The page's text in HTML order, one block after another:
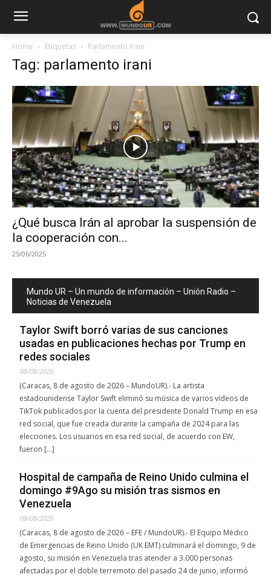
Home Etiquetas Parlamento irani
Tag: parlamento irani
¿Qué busca Irán al aprobar la suspensión de
la cooperación con...
25/06/2025
Mundo UR – Un mundo de información – Unión Radio –
Noticias de Venezuela
Taylor Swift borró varias de sus canciones
usadas en publicaciones hechas por Trump en
redes sociales
08/08/2026
(Caracas, 8 de agosto de 2026 – MundoUR).- La artista
estadounidense Taylor Swift eliminó su música de varios videos de
TikTok publicados por la cuenta del presidente Donald Trump en esa
red social, que fue creada durante la campaña de 2024 para las
elecciones. Los usuarios en esa red social, de acuerdo con EW,
fueron […]
Hospital de campaña de Reino Unido culmina el
domingo #9Ago su misión tras sismos en
Venezuela
08/08/2026
(Caracas, 8 de agosto de 2026 – EFE / MundoUR).- El Equipo Médico
de Emergencias de Reino Unido (UK EMT) culminará el domingo, 9 de
agosto, su misión en Venezuela tras atender a 3.000 personas
afectadas por el doble terremoto del pasado 24 de junio, informó